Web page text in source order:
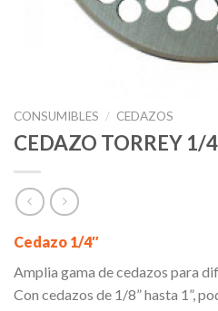
CONSUMIBLES / CEDAZOS
CEDAZO TORREY 1/4
Cedazo 1/4″
Amplia gama de cedazos para
Con cedazos de 1/8” hasta 1”,